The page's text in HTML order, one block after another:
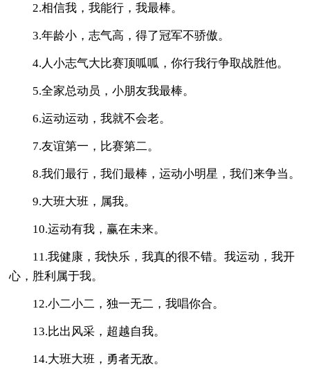
2.相信我，我能行，我最棒。
3.年龄小，志气高，得了冠军不骄傲。
4.人小志气大比赛顶呱呱，你行我行争取战胜他。
5.全家总动员，小朋友我最棒。
6.运动运动，我就不会老。
7.友谊第一，比赛第二。
8.我们最行，我们最棒，运动小明星，我们来争当。
9.大班大班，属我。
10.运动有我，赢在未来。
11.我健康，我快乐，我真的很不错。我运动，我开
心，胜利属于我。
12.小二小二，独一无二，我唱你合。
13.比出风采，超越自我。
14.大班大班，勇者无敌。